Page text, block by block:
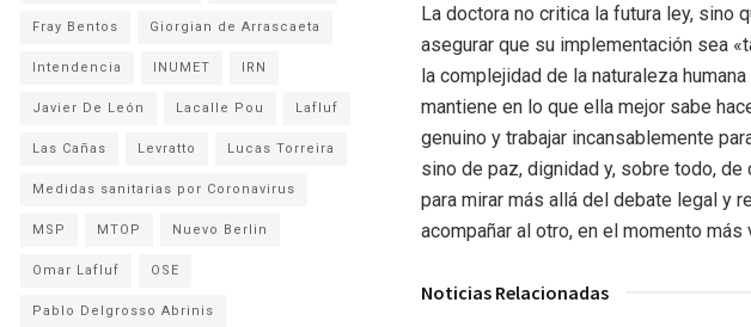
La doctora no critica la futura ley, sino
asegurar que su implementación sea
la complejidad de la naturaleza
mantiene en lo que ella mejor sabe
genuino y trabajar incansablemente
sino de paz, dignidad y, sobre todo,
para mirar más allá del debate legal y
acompañar al otro, en el momento
Noticias Relacionadas
Fray Bentos Giorgian de Arrascaeta
Intendencia INUMET IRN
Javier De León Lacalle Pou Lafluf
Las Cañas Levratto Lucas Torreira
Medidas sanitarias por Coronavirus
MSP MTOP Nuevo Berlin
Omar Lafluf OSE
Pablo Delgrosso Abrinis